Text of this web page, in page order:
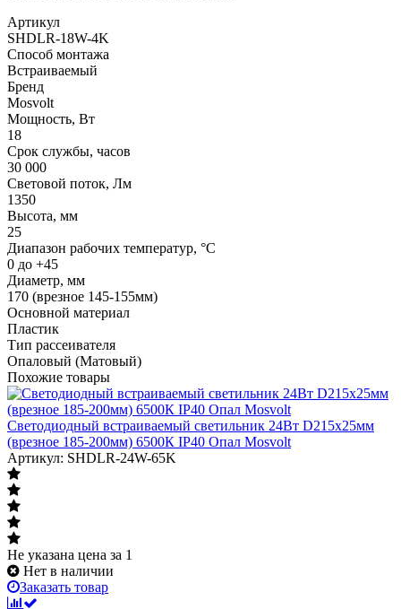
Артикул
SHDLR-18W-4K
Способ монтажа
Встраиваемый
Бренд
Mosvolt
Мощность, Вт
18
Срок службы, часов
30 000
Световой поток, Лм
1350
Высота, мм
25
Диапазон рабочих температур, °C
0 до +45
Диаметр, мм
170 (врезное 145-155мм)
Основной материал
Пластик
Тип рассеивателя
Опаловый (Матовый)
Похожие товары
Светодиодный встраиваемый светильник 24Вт D215х25мм
(врезное 185-200мм) 6500К IP40 Опал Mosvolt
Артикул: SHDLR-24W-65K
Не указана цена за 1
Нет в наличии
Заказать товар